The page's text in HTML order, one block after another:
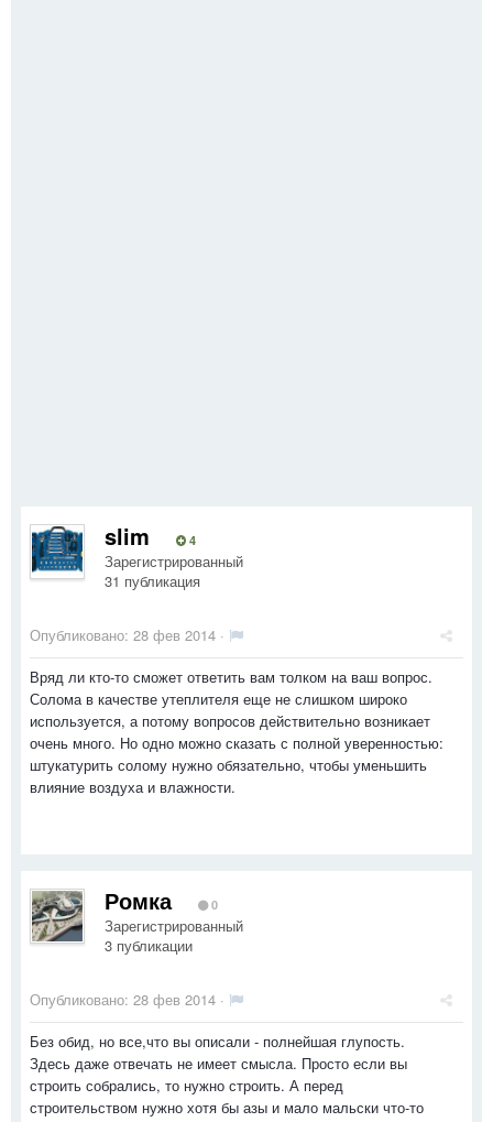
slim 4
Зарегистрированный
31 публикация
Опубликовано: 28 фев 2014 ·
Вряд ли кто-то сможет ответить вам толком на ваш вопрос.
Солома в качестве утеплителя еще не слишком широко
используется, а потому вопросов действительно возникает
очень много. Но одно можно сказать с полной уверенностью:
штукатурить солому нужно обязательно, чтобы уменьшить
влияние воздуха и влажности.
Ромка 0
Зарегистрированный
3 публикации
Опубликовано: 28 фев 2014 ·
Без обид, но все,что вы описали - полнейшая глупость.
Здесь даже отвечать не имеет смысла. Просто если вы
строить собрались, то нужно строить. А перед
строительством нужно хотя бы азы и мало мальски что-то